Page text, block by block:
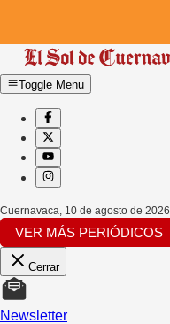
Toggle Menu
Cuernavaca 10 de agosto de 2026
VER MÁS PERIÓDICOS
Cerrar
Newsletter